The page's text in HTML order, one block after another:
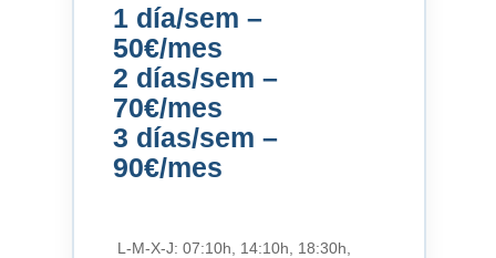
1 día/sem –
50€/mes
2 días/sem –
70€/mes
3 días/sem –
90€/mes
L-M-X-J: 07:10h, 14:10h, 18:30h,